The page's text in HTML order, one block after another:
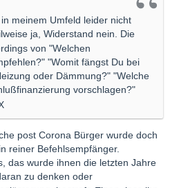
meinem Umfeld leider nicht
ja, Widerstand nein. Die
von "Welchen
"Womit fängst Du bei
oder Dämmung?" "Welche
vorschlagen?"
post Corona Bürger wurde doch
reiner Befehlsempfänger.
das wurde ihnen die letzten Jahre
zu denken oder